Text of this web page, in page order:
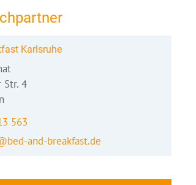
Karlsruhe
4
563
and-breakfast.de